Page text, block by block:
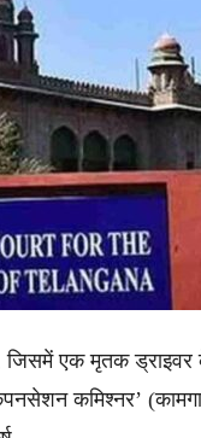
जिसमें एक मृतक
कमिश्नर’